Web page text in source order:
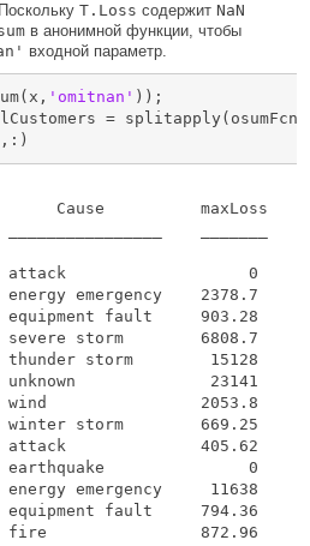
T.Loss содержит NaN
в анонимной функции, чтобы
входной параметр.
'omitnan' ));
=
Cause          maxLoss
attack                   0
energy emergency    2378.7
equipment fault     903.28
severe storm        6808.7
thunder storm        15128
unknown              23141
wind                2053.8
winter storm        669.25
attack              405.62
earthquake               0
energy emergency     11638
equipment fault     794.36
fire                872.96